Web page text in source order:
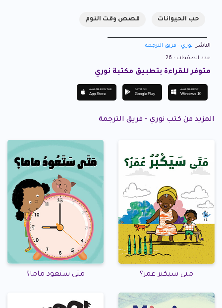
حب الحيوانات قصص وقت النوم
الناشر: نوري - فريق الترجمة
عدد الصفحات : 26
متوفر للقراءة بتطبيق مكتبة نوري
AVAILABLE ON THE
App Store
GET IT ON
Google Play
AVAILABLE FOR
Windows 10
المزيد من كتب نوري - فريق الترجمة
متى سيكبر عمر؟ متى ستعود ماما؟